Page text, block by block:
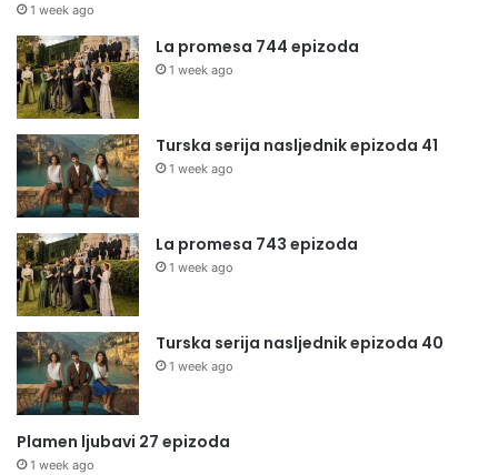
1 week ago
La promesa 744 epizoda
1 week ago
Turska serija nasljednik epizoda 41
1 week ago
La promesa 743 epizoda
1 week ago
Turska serija nasljednik epizoda 40
1 week ago
Plamen ljubavi 27 epizoda
1 week ago